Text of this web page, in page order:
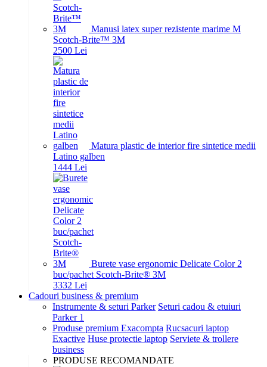
Manusi latex super rezistente marime M
Scotch-Brite™ 3M
2500 Lei
Matura plastic de interior fire sintetice medii
Latino galben
1444 Lei
Burete vase ergonomic Delicate Color 2
buc/pachet Scotch-Brite® 3M
3332 Lei
Cadouri business & premium
Instrumente & seturi Parker Seturi cadou & etuiuri
Parker 1
Produse premium Exacompta Rucsacuri laptop
Exactive Huse protectie laptop Serviete & trollere
business
PRODUSE RECOMANDATE